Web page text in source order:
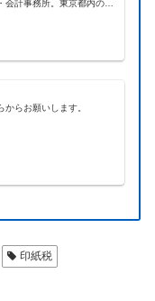
会計事務所。東京都内のほ
らお願いします。
印紙税